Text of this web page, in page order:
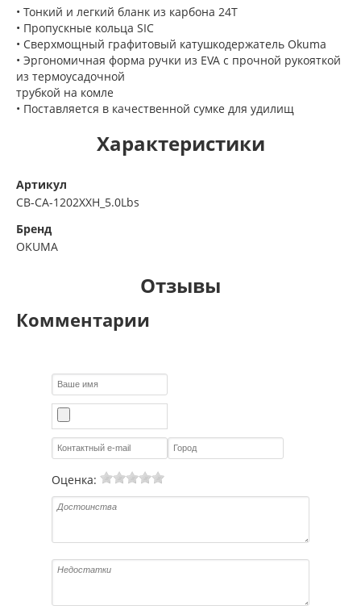
• Тонкий и легкий бланк из карбона 24T
• Пропускные кольца SIC
• Сверхмощный графитовый катушкодержатель Okuma
• Эргономичная форма ручки из EVA с прочной рукояткой
из термоусадочной
трубкой на комле
• Поставляется в качественной сумке для удилищ
Характеристики
Артикул
CB-CA-1202XXH_5.0Lbs
Бренд
OKUMA
Отзывы
Комментарии
Оценка: